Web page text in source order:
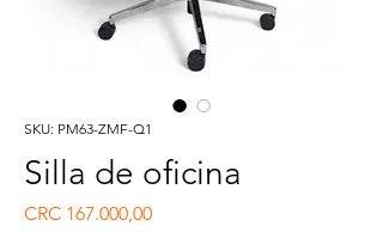
SKU: PM63-ZMF-Q1
Silla de oficina
CRC 167.000,00Preço